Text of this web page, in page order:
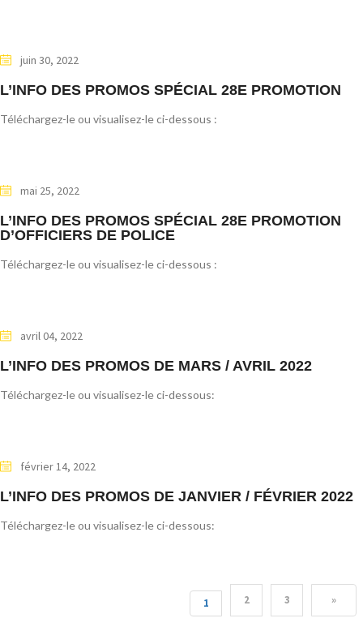
juin 30, 2022
L’INFO DES PROMOS SPÉCIAL 28E PROMOTION
Téléchargez-le ou visualisez-le ci-dessous :
mai 25, 2022
L’INFO DES PROMOS SPÉCIAL 28E PROMOTION
D’OFFICIERS DE POLICE
Téléchargez-le ou visualisez-le ci-dessous :
avril 04, 2022
L’INFO DES PROMOS DE MARS / AVRIL 2022
Téléchargez-le ou visualisez-le ci-dessous:
février 14, 2022
L’INFO DES PROMOS DE JANVIER / FÉVRIER 2022
Téléchargez-le ou visualisez-le ci-dessous:
1 2 3 »